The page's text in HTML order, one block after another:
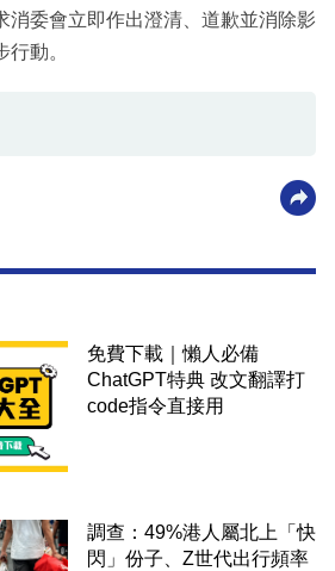
消委會立即作出澄清、道歉並消除影
動。
免費下載｜懶人必備
ChatGPT特典 改文翻譯打
code指令直接用
調查：49%港人屬北上「快
閃」份子、Z世代出行頻率